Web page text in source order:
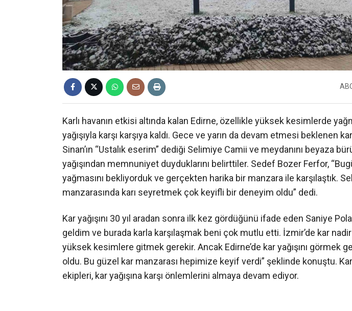
Karlı havanın etkisi altında kalan Edirne, özellikle yüksek kesimlerde
yağışıyla karşı karşıya kaldı. Gece ve yarın da devam etmesi beklenen
Sinan’ın “Ustalık eserim” dediği Selimiye Camii ve meydanını beyaza
yağışından memnuniyet duyduklarını belirttiler. Sedef Bozer Ferfor,
yağmasını bekliyorduk ve gerçekten harika bir manzara ile karşılaştık.
manzarasında karı seyretmek çok keyifli bir deneyim oldu” dedi.
Kar yağışını 30 yıl aradan sonra ilk kez gördüğünü ifade eden Saniye
geldim ve burada karla karşılaşmak beni çok mutlu etti. İzmir’de kar
yüksek kesimlere gitmek gerekir. Ancak Edirne’de kar yağışını görmek
oldu. Bu güzel kar manzarası hepimize keyif verdi” şeklinde konuştu.
ekipleri, kar yağışına karşı önlemlerini almaya devam ediyor.